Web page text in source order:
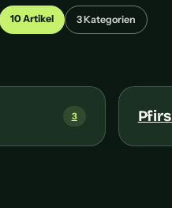
10 Artikel 3 Kategorien
3